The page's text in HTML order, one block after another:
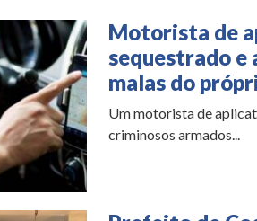
Motorista de
sequestrado e
malas do
Um motorista de
criminosos armados...